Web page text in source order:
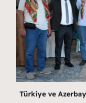
Türkiye ve